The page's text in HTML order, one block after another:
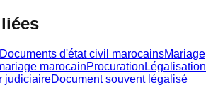
Documents d'état civil marocainsMariage
marocainProcuration Légalisation
judiciaireDocument souvent légalisé